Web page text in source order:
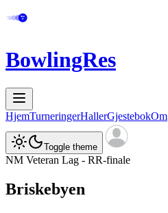
BowlingRes
HjemTurneringerHallerGjestebokOm
Toggle theme
NM Veteran Lag - RR-finale
Briskebyen